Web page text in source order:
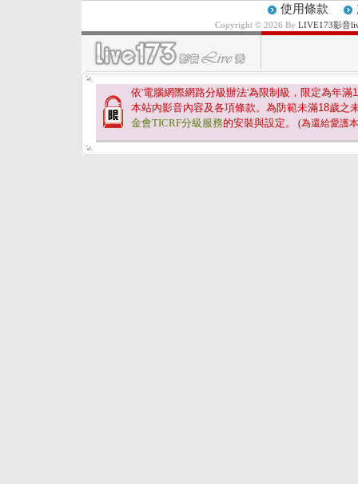
使用條款
Copyright © 2026 By LIVE173影音
依'電腦網際網路分級辦法'為限制級，限定為年滿
本站內影音內容及各項條款。為防範未滿18歲之
金會TICRF分級服務的安裝與設定。 (為還給愛護